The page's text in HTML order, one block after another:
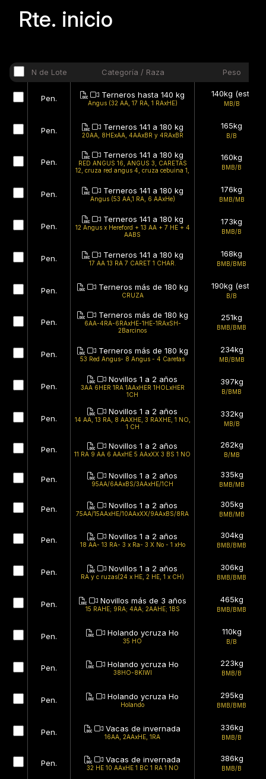
Rte. inicio
N de Lote Categoría / Raza Peso
Pen. Terneros hasta 140 kg
Angus (32 AA, 17 RA, 1 RAxHE)
140kg (est)
MB/B
Pen. Terneros 141 a 180 kg
20AA, 8HExAA, 4AAxBR y 4RAxBR
165kg
B/B
Pen.
Terneros 141 a 180 kg
RED ANGUS 16, ANGUS 3, CARETAS
12, cruza red angus 4, cruza cebuina 1,
160kg
BMB/B
Pen. Terneros 141 a 180 kg
Angus (53 AA,1 RA, 6 AAxHe)
176kg
BMB/MB
Pen.
Terneros 141 a 180 kg
12 Angus x Hereford + 13 AA + 7 HE + 4
AABS
173kg
BMB/B
Pen. Terneros 141 a 180 kg
17 AA 13 RA 7 CARET 1 CHAR.
168kg
BMB/BMB
Pen. Terneros más de 180 kg
CRUZA
190kg (est)
B/B
Pen.
Terneros más de 180 kg
6AA-4RA-6RAxHE-1HE-1RAxSH-
2Barcinos
251kg
BMB/BMB
Pen. Terneros más de 180 kg
53 Red Angus- 8 Angus - 4 Caretas
234kg
MB/BMB
Pen.
Novillos 1 a 2 años
3AA 6HER 1RA 1AAxHER 1HOLxHER
1CH
397kg
B/BMB
Pen.
Novillos 1 a 2 años
14 AA, 13 RA, 8 AAXHE, 3 RAXHE, 1 NO,
1 CH
332kg
MB/B
Pen. Novillos 1 a 2 años
11 RA 9 AA 6 AAxHE 5 AAxXX 3 BS 1 NO
262kg
B/MB
Pen. Novillos 1 a 2 años
95AA/6AAxBS/3AAxHE/1CH
335kg
BMB/MB
Pen. Novillos 1 a 2 años
75AA/15AAxHE/10AAxXX/9AAxBS/8RA
305kg
BMB/MB
Pen. Novillos 1 a 2 años
18 AA- 13 RA- 3 x Ra- 3 X No - 1 xHo
304kg
BMB/BMB
Pen. Novillos 1 a 2 años
RA y c ruzas(24 x HE, 2 HE, 1 x CH)
306kg
BMB/BMB
Pen. Novillos más de 3 años
15 RAHE; 9RA; 4AA; 2AAHE; 1BS
465kg
BMB/BMB
Pen. Holando ycruza Ho
35 HO
110kg
B/B
Pen. Holando ycruza Ho
38HO-8KIWI
223kg
BMB/B
Pen. Holando ycruza Ho
Holando
295kg
BMB/BMB
Pen. Vacas de invernada
16AA, 2AAxHE, 1RA
336kg
BMB/B
Pen. Vacas de invernada
32 HE 10 AAxHE 1 BC 1 RA 1 NO
386kg
BMB/B